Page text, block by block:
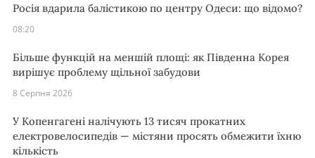
Росія вдарила балістикою по центру Одеси: що відомо?
08:20
Більше функцій на меншій площі: як Південна Корея
вирішує проблему щільної забудови
8 Серпня 2026
У Копенгагені налічують 13 тисяч прокатних
електровелосипедів — містяни просять обмежити їхню
кількість